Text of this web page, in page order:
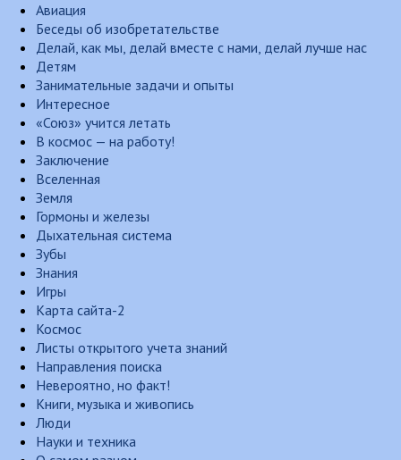
Авиация
Беседы об изобретательстве
Делай, как мы, делай вместе с нами, делай лучше нас
Детям
Занимательные задачи и опыты
Интересное
«Союз» учится летать
В космос — на работу!
Заключение
Вселенная
Земля
Гормоны и железы
Дыхательная система
Зубы
Знания
Игры
Карта сайта-2
Космос
Листы открытого учета знаний
Направления поиска
Невероятно, но факт!
Книги, музыка и живопись
Люди
Науки и техника